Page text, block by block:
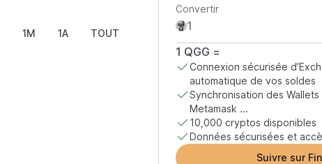
1M 1A TOUT
Convertir
1 QGG =
Connexion sécurisée
automatique de vos soldes
Synchronisation des
Metamask ...
10,000 cryptos disponibles
Données sécurisées et
Suivre sur